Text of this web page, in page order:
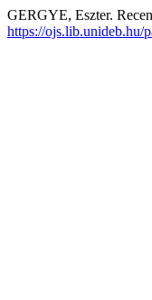
GERGYE, Eszter.
https://ojs.lib.unideb.hu/